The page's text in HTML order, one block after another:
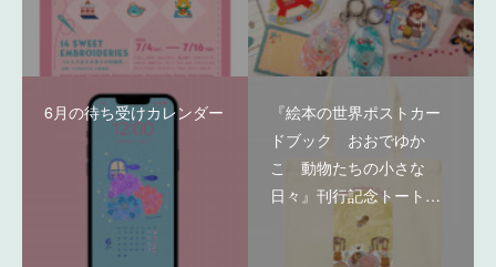
6月の待ち受けカレンダー
『絵本の世界ポストカー
ドブック おおでゆか
こ 動物たちの小さな
日々』刊行記念トート…